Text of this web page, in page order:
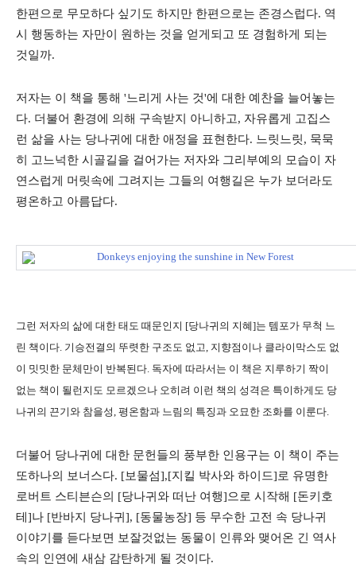
한편으로 무모하다 싶기도 하지만 한편으로는 존경스럽다. 역
시 행동하는 자만이 원하는 것을 얻게되고 또 경험하게 되는
것일까.
저자는 이 책을 통해 '느리게 사는 것'에 대한 예찬을 늘어놓는
다. 더불어 환경에 의해 구속받지 아니하고, 자유롭게 고집스
런 삶을 사는 당나귀에 대한 애정을 표현한다. 느릿느릿, 묵묵
히 고느넉한 시골길을 걸어가는 저자와 그리부예의 모습이 자
연스럽게 머릿속에 그려지는 그들의 여행길은 누가 보더라도
평온하고 아름답다.
그런 저자의 삶에 대한 태도 때문인지 [당나귀의 지혜]는 템포가 무척 느
린 책이다. 기승전결의 뚜렷한 구조도 없고, 지향점이나 클라이막스도 없
이 밋밋한 문체만이 반복된다. 독자에 따라서는 이 책은 지루하기 짝이
없는 책이 될런지도 모르겠으나 오히려 이런 책의 성격은 특이하게도 당
나귀의 끈기와 참을성, 평온함과 느림의 특징과 오묘한 조화를 이룬다.
더불어 당나귀에 대한 문헌들의 풍부한 인용구는 이 책이 주는
또하나의 보너스다. [보물섬],[지킬 박사와 하이드]로 유명한
로버트 스티븐슨의 [당나귀와 떠난 여행]으로 시작해 [돈키호
테]나 [반바지 당나귀], [동물농장] 등 무수한 고전 속 당나귀
이야기를 듣다보면 보잘것없는 동물이 인류와 맺어온 긴 역사
속의 인연에 새삼 감탄하게 될 것이다.